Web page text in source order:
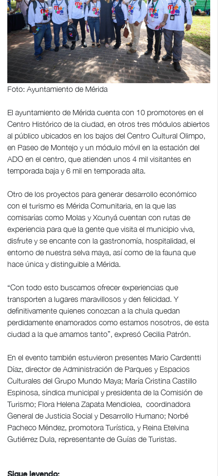
Foto: Ayuntamiento de Mérida
El ayuntamiento de Mérida cuenta con 10 promotores en el
Centro Histórico de la ciudad, en otros tres módulos abiertos
al público ubicados en los bajos del Centro Cultural Olimpo,
en Paseo de Montejo y un módulo móvil en la estación del
ADO en el centro, que atienden unos 4 mil visitantes en
temporada baja y 6 mil en temporada alta.
Otro de los proyectos para generar desarrollo económico
con el turismo es Mérida Comunitaria, en la que las
comisarías como Molas y Xcunyá cuentan con rutas de
experiencia para que la gente que visita el municipio viva,
disfrute y se encante con la gastronomía, hospitalidad, el
entorno de nuestra selva maya, así como de la fauna que
hace única y distinguible a Mérida.
“Con todo esto buscamos ofrecer experiencias que
transporten a lugares maravillosos y den felicidad. Y
definitivamente quienes conozcan a la chula quedan
perdidamente enamorados como estamos nosotros, de esta
ciudad a la que amamos tanto”, expresó Cecilia Patrón.
En el evento también estuvieron presentes Mario Cardentti
Díaz, director de Administración de Parques y Espacios
Culturales del Grupo Mundo Maya; María Cristina Castillo
Espinosa, síndica municipal y presidenta de la Comisión de
Turismo; Flora Helena Zapata Mendiolea, coordinadora
General de Justicia Social y Desarrollo Humano; Norbé
Pacheco Méndez, promotora Turística, y Reina Etelvina
Gutiérrez Dula, representante de Guías de Turistas.